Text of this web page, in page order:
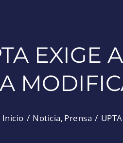
EXIGE
Inicio Noticia Prensa